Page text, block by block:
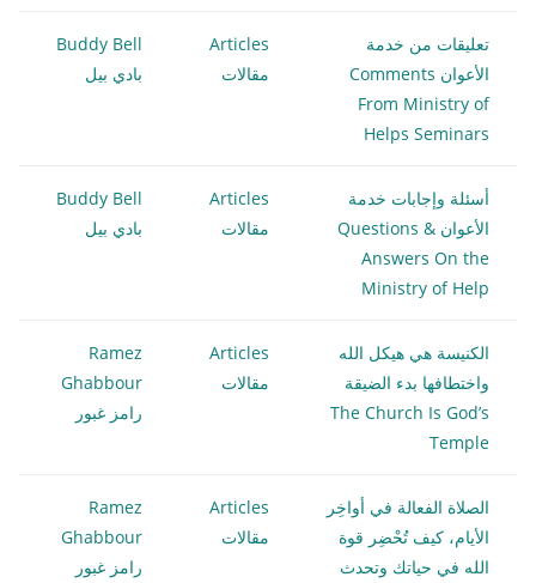
تعليقات من خدمة
الأعوان Comments
From Ministry of
Helps Seminars
Articles
مقالات
Buddy Bell
بادي بيل
أسئلة وإجابات خدمة
الأعوان Questions &
Answers On the
Ministry of Help
Articles
مقالات
Buddy Bell
بادي بيل
الكنيسة هي هيكل الله
واختطافها بدء الضيقة
The Church Is God’s
Temple
Articles
مقالات
Ramez
Ghabbour
رامز غبور
الصلاة الفعالة في أواخِر
الأيام، كيف تُحْضِر قوة
الله في حياتك وتحدث
Articles
مقالات
Ramez
Ghabbour
رامز غبور